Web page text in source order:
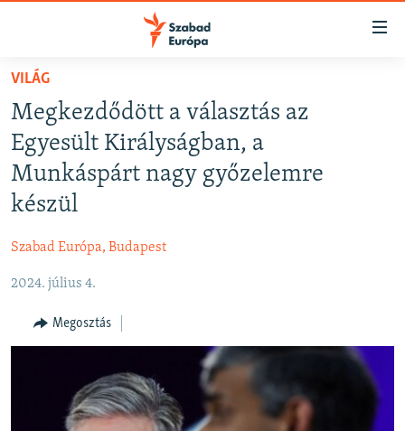
Akadálymentes
Ugrás
fő
oldalra
Ugrás
tartalomjegyzékre
keresésre
NAPIRENDEN
AKTUÁLIS
PODCASTOK
VIDEÓK
SZABADON
TÁRSADALOM
A PÉNZ NYOMÁBAN
EURÓPAI UNIÓ
VILÁG
Megkezdődött a választás az
Egyesült Királyságban, a
Munkáspárt nagy győzelemre
készül
Szabad Európa, Budapest
2024. július 4.
Megosztás
FELIRATKOZÁS